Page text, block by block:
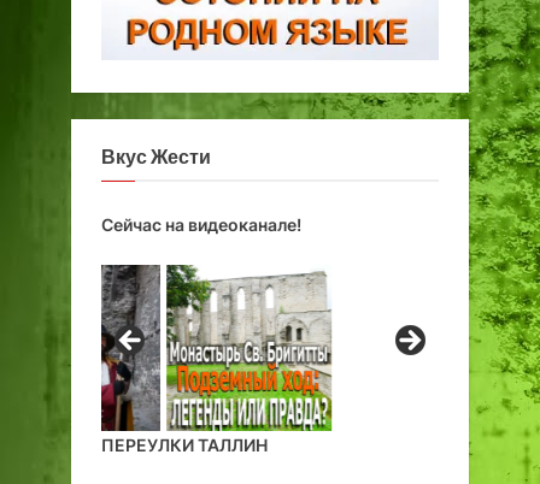
Вкус Жести
Сейчас на видеоканале!
ПЕРЕУЛКИ ТАЛЛИН